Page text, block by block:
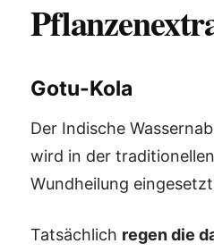
Gotu-Kola
Der Indische
wird in der
Wundheilung
Tatsächlich regen die